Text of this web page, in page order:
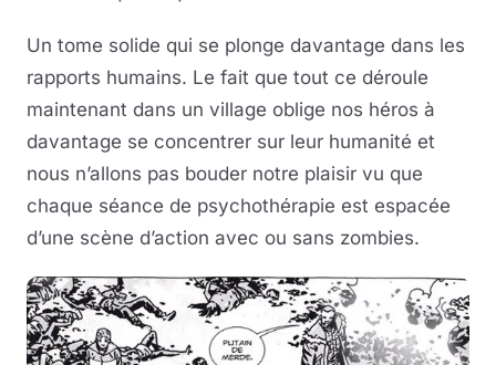
Un tome solide qui se plonge davantage dans les
rapports humains. Le fait que tout ce déroule
maintenant dans un village oblige nos héros à
davantage se concentrer sur leur humanité et
nous n’allons pas bouder notre plaisir vu que
chaque séance de psychothérapie est espacée
d’une scène d’action avec ou sans zombies.